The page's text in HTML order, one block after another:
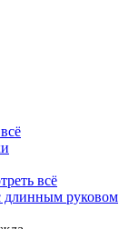
всё
длинным руковом